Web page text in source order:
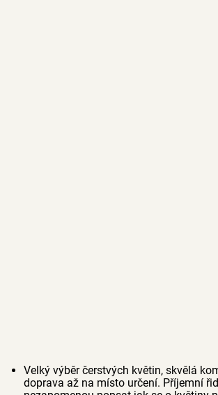
Velký výběr čerstvých květin, skvělá
doprava až na místo určení. Příjemní